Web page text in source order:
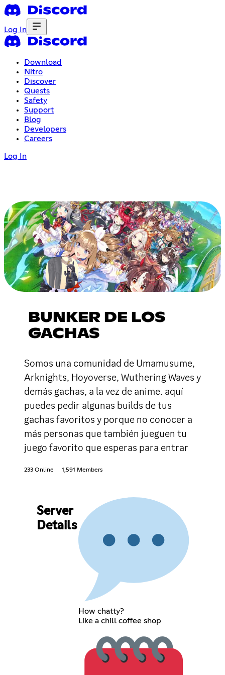
Log In
Download
Nitro
Discover
Quests
Safety
Support
Blog
Developers
Careers
Log In
BUNKER DE LOS
GACHAS
Somos una comunidad de Umamusume,
Arknights, Hoyoverse, Wuthering Waves y
demás gachas, a la vez de anime. aquí
puedes pedir algunas builds de tus
gachas favoritos y porque no conocer a
más personas que también jueguen tu
juego favorito que esperas para entrar
233 Online 1,591 Members
Server
Details
How chatty?
Like a chill coffee shop